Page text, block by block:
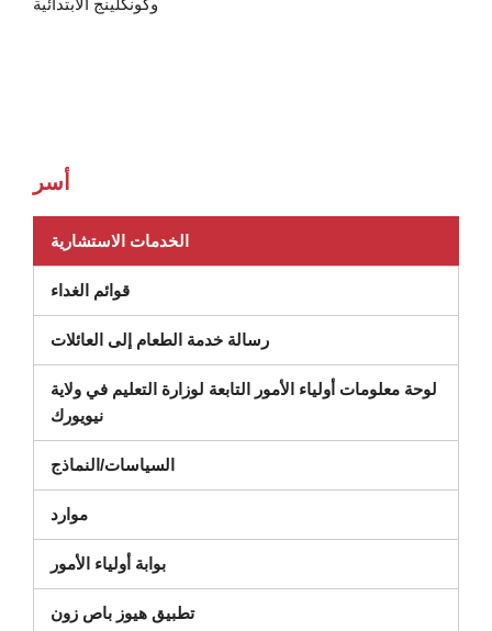
أسر
الخدمات الاستشارية
قوائم الغداء
رسالة خدمة الطعام إلى العائلات
لوحة معلومات أولياء الأمور التابعة لوزارة التعليم في ولاية
نيويورك
السياسات/النماذج
موارد
بوابة أولياء الأمور
تطبيق هيوز باص زون